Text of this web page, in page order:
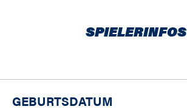
SPIELERINFOS
GEBURTSDATUM